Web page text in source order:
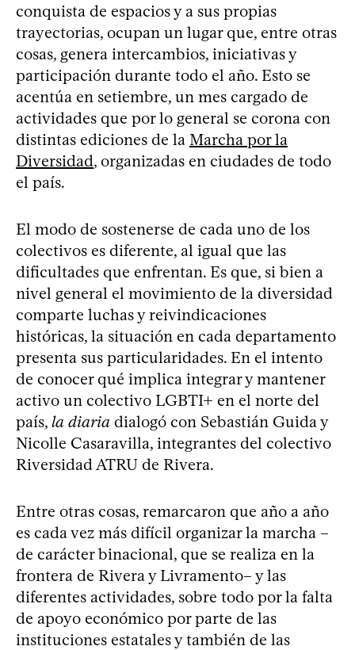
conquista de espacios y a sus propias
trayectorias, ocupan un lugar que, entre otras
cosas, genera intercambios, iniciativas y
participación durante todo el año. Esto se
acentúa en setiembre, un mes cargado de
actividades que por lo general se corona con
distintas ediciones de la Marcha por la
Diversidad, organizadas en ciudades de todo
el país.
El modo de sostenerse de cada uno de los
colectivos es diferente, al igual que las
dificultades que enfrentan. Es que, si bien a
nivel general el movimiento de la diversidad
comparte luchas y reivindicaciones
históricas, la situación en cada departamento
presenta sus particularidades. En el intento
de conocer qué implica integrar y mantener
activo un colectivo LGBTI+ en el norte del
país, la diaria dialogó con Sebastián Guida y
Nicolle Casaravilla, integrantes del colectivo
Riversidad ATRU de Rivera.
Entre otras cosas, remarcaron que año a año
es cada vez más difícil organizar la marcha –
de carácter binacional, que se realiza en la
frontera de Rivera y Livramento– y las
diferentes actividades, sobre todo por la falta
de apoyo económico por parte de las
instituciones estatales y también de las